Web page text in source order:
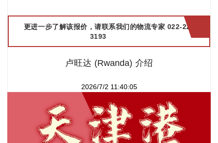
更进一步了解该报价，请联系我们的物流专家 022-2299
3193
卢旺达 (Rwanda) 介绍
2026/7/2 11:40:05